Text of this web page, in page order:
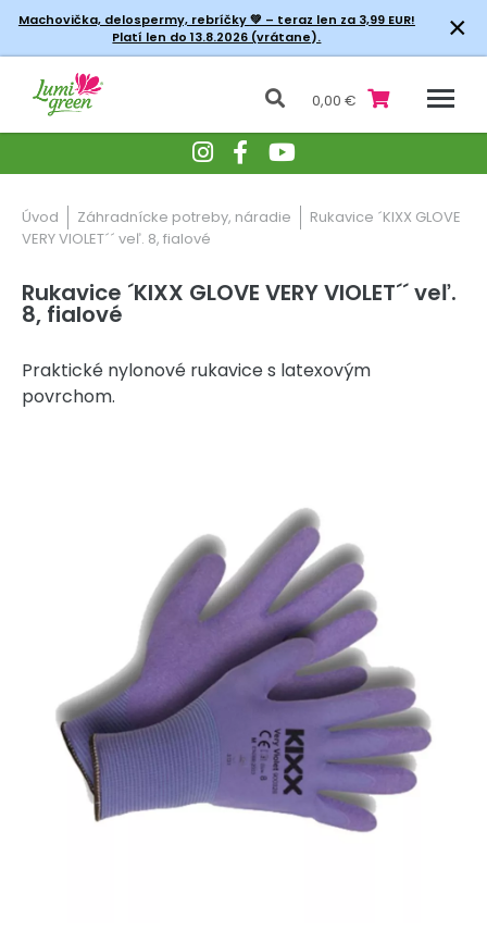
Machovička, delospermy, rebríčky💚 – teraz len za 3,99 EUR!
Platí len do 13.8.2026 (vrátane).
×
0,00 €
Úvod Záhradnícke potreby, náradie
Rukavice ´KIXX GLOVE
VERY VIOLET´´ veľ. 8, fialové
Rukavice ´KIXX GLOVE VERY VIOLET´´ veľ.
8, fialové
Praktické nylonové rukavice s latexovým
povrchom.